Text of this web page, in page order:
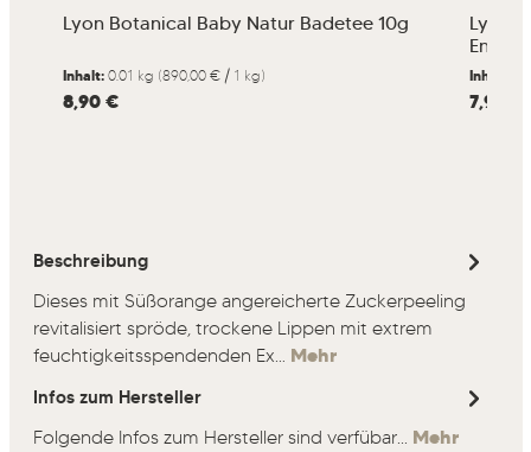
Lyon Botanical Baby Natur Badetee 10g
Inhalt: 0.01 kg (890,00 € / 1 kg)
Regulärer Preis:
8,90 €
Lyon
Inhalt:
7,90 €
Beschreibung
Dieses mit Süßorange angereicherte Zuckerpeeling
revitalisiert spröde, trockene Lippen mit extrem
feuchtigkeitsspendenden Ex… Mehr
Infos zum Hersteller
Folgende Infos zum Hersteller sind verfübar... Mehr